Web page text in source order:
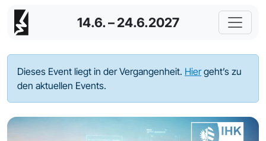
14.6. – 24.6.2027
Dieses Event liegt in der Vergangenheit. Hiergeht’s zu
den aktuellen Events.